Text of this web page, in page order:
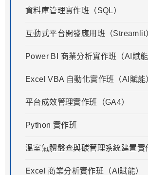
資料庫管理實作班（SQL）
互動式平台開發應用班（Streamlit
Power BI 商業分析實作班（AI賦能
Excel VBA 自動化實作班（AI賦能
平台成效管理實作班（GA4）
Python 實作班
溫室氣體盤查與碳管理系統建置實
Excel 商業分析實作班（AI賦能）